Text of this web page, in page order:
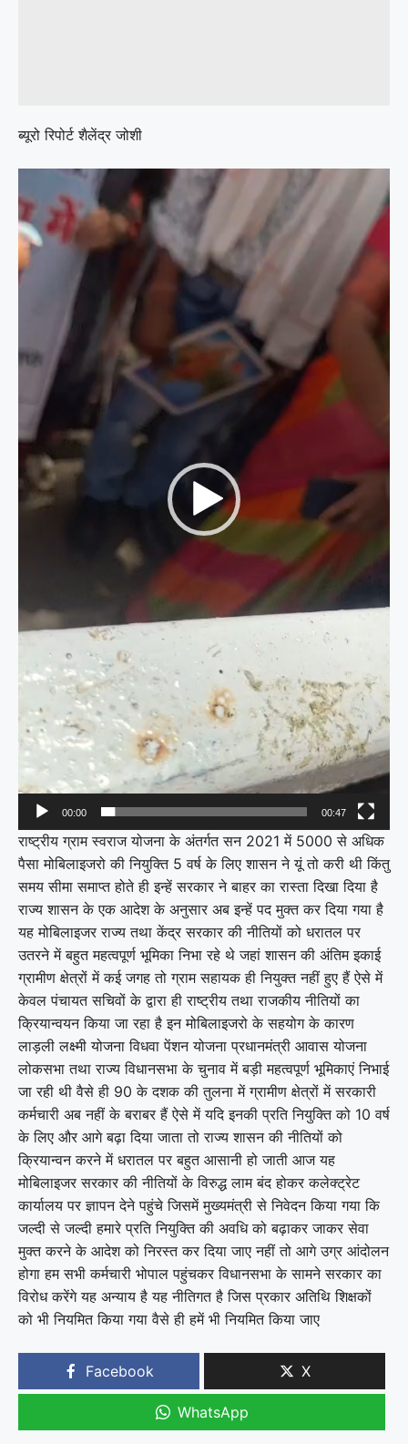
ब्यूरो रिपोर्ट शैलेंद्र जोशी
Player
00:00 00:47
राष्ट्रीय ग्राम स्वराज योजना के अंतर्गत सन 2021 में 5000 से अधिक
पैसा मोबिलाइजरो की नियुक्ति 5 वर्ष के लिए शासन ने यूं तो करी थी किंतु
समय सीमा समाप्त होते ही इन्हें सरकार ने बाहर का रास्ता दिखा दिया है
राज्य शासन के एक आदेश के अनुसार अब इन्हें पद मुक्त कर दिया गया है
यह मोबिलाइजर राज्य तथा केंद्र सरकार की नीतियों को धरातल पर
उतरने में बहुत महत्वपूर्ण भूमिका निभा रहे थे जहां शासन की अंतिम इकाई
ग्रामीण क्षेत्रों में कई जगह तो ग्राम सहायक ही नियुक्त नहीं हुए हैं ऐसे में
केवल पंचायत सचिवों के द्वारा ही राष्ट्रीय तथा राजकीय नीतियों का
क्रियान्वयन किया जा रहा है इन मोबिलाइजरो के सहयोग के कारण
लाड़ली लक्ष्मी योजना विधवा पेंशन योजना प्रधानमंत्री आवास योजना
लोकसभा तथा राज्य विधानसभा के चुनाव में बड़ी महत्वपूर्ण भूमिकाएं निभाई
जा रही थी वैसे ही 90 के दशक की तुलना में ग्रामीण क्षेत्रों में सरकारी
कर्मचारी अब नहीं के बराबर हैं ऐसे में यदि इनकी प्रति नियुक्ति को 10 वर्ष
के लिए और आगे बढ़ा दिया जाता तो राज्य शासन की नीतियों को
क्रियान्वन करने में धरातल पर बहुत आसानी हो जाती आज यह
मोबिलाइजर सरकार की नीतियों के विरुद्ध लाम बंद होकर कलेक्ट्रेट
कार्यालय पर ज्ञापन देने पहुंचे जिसमें मुख्यमंत्री से निवेदन किया गया कि
जल्दी से जल्दी हमारे प्रति नियुक्ति की अवधि को बढ़ाकर जाकर सेवा
मुक्त करने के आदेश को निरस्त कर दिया जाए नहीं तो आगे उग्र आंदोलन
होगा हम सभी कर्मचारी भोपाल पहुंचकर विधानसभा के सामने सरकार का
विरोध करेंगे यह अन्याय है यह नीतिगत है जिस प्रकार अतिथि शिक्षकों
को भी नियमित किया गया वैसे ही हमें भी नियमित किया जाए
Facebook X
WhatsApp